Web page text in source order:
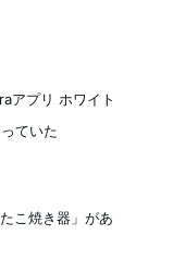
アプリ ホワイト
ていた
こ焼き器」があ